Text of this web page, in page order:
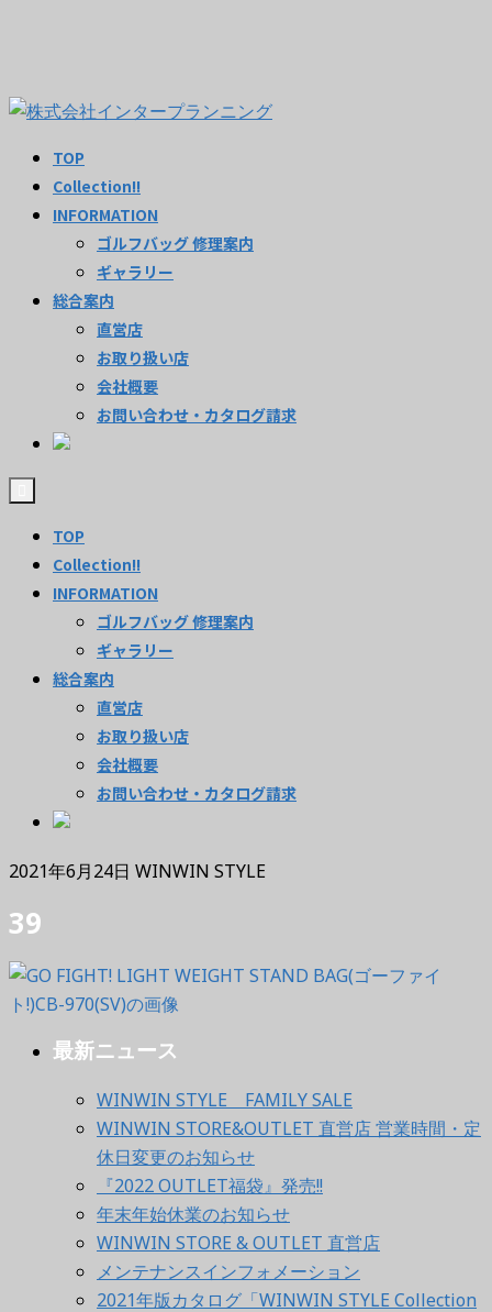
TOP
Collection!!
INFORMATION
ゴルフバッグ 修理案内
ギャラリー
総合案内
直営店
お取り扱い店
会社概要
お問い合わせ・カタログ請求
TOP
Collection!!
INFORMATION
ゴルフバッグ 修理案内
ギャラリー
総合案内
直営店
お取り扱い店
会社概要
お問い合わせ・カタログ請求
2021年6月24日 WINWIN STYLE
39
最新ニュース
WINWIN STYLE FAMILY SALE
WINWIN STORE&OUTLET 直営店 営業時間・定
休日変更のお知らせ
『2022 OUTLET福袋』発売!!
年末年始休業のお知らせ
WINWIN STORE & OUTLET 直営店
メンテナンスインフォメーション
2021年版カタログ「WINWIN STYLE Collection